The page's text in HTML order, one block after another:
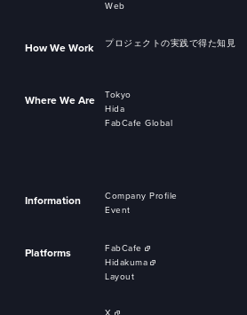
Web
How We Work プロジェクトの実践で得た知見
Where We Are Tokyo
Hida
FabCafe Global
Information Company Profile
Event
Platforms FabCafe
Hidakuma
Layout